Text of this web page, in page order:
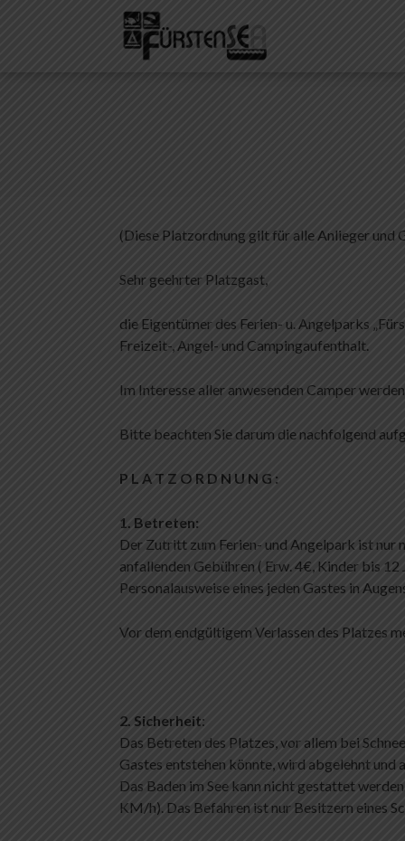
(Diese Platzordnung gilt für alle Anlieger und
Sehr geehrter Platzgast,
die Eigentümer des Ferien- u. Angelparks
Freizeit-, Angel- und Campingaufenthalt.
Im Interesse aller anwesenden Camper
Bitte beachten Sie darum die nachfolgend
P L A T Z O R D N U N G :
1. Betreten:
Der Zutritt zum Ferien- und Angelpark ist nur
anfallenden Gebühren ( Erw. 4€, Kinder bis
Personalausweise eines jeden Gastes in
Vor dem endgültigem Verlassen des Platzes
2. Sicherheit:
Das Betreten des Platzes, vor allem bei
Gastes entstehen könnte, wird abgelehnt und
Das Baden im See kann nicht gestattet
KM/h). Das Befahren ist nur Besitzern eines